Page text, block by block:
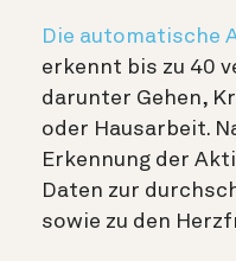
Die automatische
erkennt bis zu 40
darunter Gehen,
oder Hausarbeit.
Erkennung der
Daten zur
sowie zu den